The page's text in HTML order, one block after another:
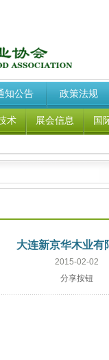
知公告 政策法规
术 展会信息 国
大连新京华木业有
2015-02-02
分享按钮